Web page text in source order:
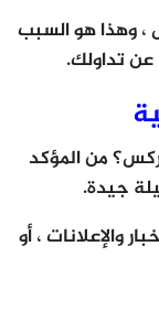
، وهذا هو السبب
تداولك.
من المؤكد
جيدة.
والإعلانات ، أو